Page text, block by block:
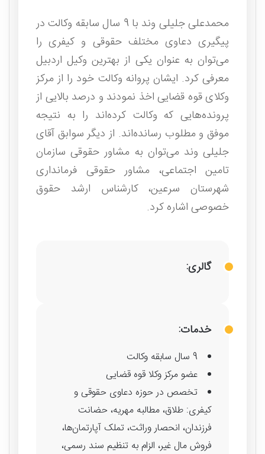
محمدعلی جلیلی وند با 9 سال سابقه وکالت در
پیگیری دعاوی مختلف حقوقی و کیفری را
می‌توان به عنوان یکی از بهترین وکیل اردبیل
معرفی کرد. ایشان پروانه وکالت خود را از مرکز
وکلای قوه قضایی اخذ نمودند و درصد بالایی از
پرونده‌هایی که وکالت کرده‌اند را به نتیجه
موفق و مطلوب رسانده‌اند. از دیگر سوابق آقای
جلیلی وند می‌توان به مشاور حقوقی سازمان
تامین اجتماعی، مشاور حقوقی فرمانداری
شهرستان سرعین، کارشناس ارشد حقوق
خصوصی اشاره کرد.
خدمات:
9 سال سابقه وکالت
عضو مرکز وکلا قوه قضایی
تخصص در حوزه دعاوی حقوقی و
کیفری: طلاق، مطالبه مهریه، حضانت
فرزندان، انحصار وراثت، تملک آپارتمان‌ها،
فروش مال غیر، الزام به تنظیم سند رسمی،
گالری: